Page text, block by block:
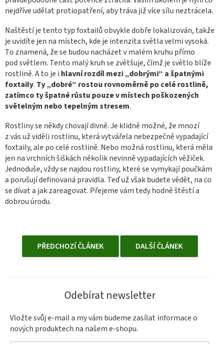
nejdříve udělat protiopatření, aby tráva již více sílu neztrácela.
Naštěstí je tento typ foxtailů obvykle dobře lokalizován, takže
je uvidíte jen na místech, kde je intenzita světla velmi vysoká.
To znamená, že se budou nacházet v malém kruhu přímo
pod světlem. Tento malý kruh se zvětšuje, čímž je světlo blíže
rostlině. A to je i hlavní rozdíl mezi „dobrými“ a špatnými
foxtaily. Ty „dobré“ rostou rovnoměrně po celé rostlině,
zatímco ty špatné růstu pouze v místech poškozených
světelným nebo tepelným stresem.
Rostliny se někdy chovají divně. Je klidně možné, že mnozí
z vás už viděli rostlinu, která vytvářela nebezpečně vypadající
foxtaily, ale po celé rostlině. Nebo možná rostlinu, která měla
jen na vrchních šiškách několik nevinně vypadajících věžiček.
Jednoduše, vždy se najdou rostliny, které se vymykají poučkám
a porušují definovaná pravidla. Teď už však budete vědět, na co
se dívat a jak zareagovat. Přejeme vám tedy hodně štěstí a
dobrou úrodu.
PŘEDCHOZÍ ČLÁNEK DALŠÍ ČLÁNEK
Odebírat newsletter
Vložte svůj e-mail a my vám budeme zasílat informace o
nových produktech na našem e-shopu.